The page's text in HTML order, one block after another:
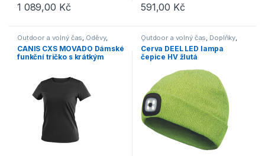
1 089,00 Kč
Tento produkt má více variant. Možnosti lze vybrat na stránce
591,00 Kč
Tento produkt má více variant.
Outdoor a volný čas, Oděvy,
Trička
CANIS CXS MOVADO Dámské
funkční tričko s krátkým
Outdoor a volný čas, Doplňky,
Čepice, rukavice, šály
Cerva DEEL LED lampa
čepice HV žlutá